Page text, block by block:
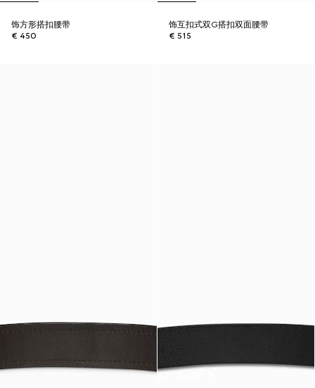
饰方形搭扣腰带
€ 450
饰互扣式双G搭扣双面腰带
€ 515